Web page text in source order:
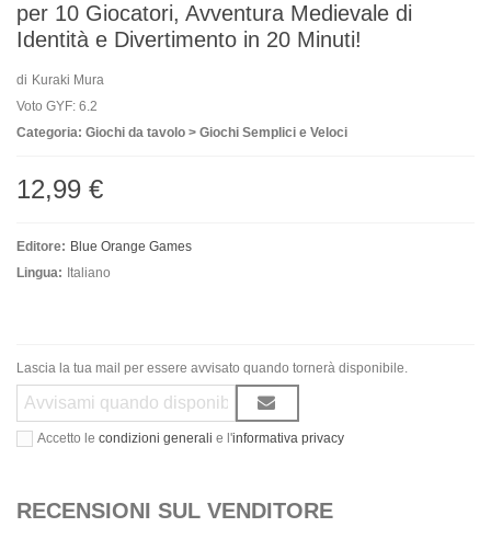
per 10 Giocatori, Avventura Medievale di
Identità e Divertimento in 20 Minuti!
di Kuraki Mura
Voto GYF: 6.2
Categoria: Giochi da tavolo > Giochi Semplici e Veloci
12,99 €
Editore: Blue Orange Games
Lingua: Italiano
Lascia la tua mail per essere avvisato quando tornerà disponibile.
Accetto le condizioni generali e l'informativa privacy
RECENSIONI SUL VENDITORE